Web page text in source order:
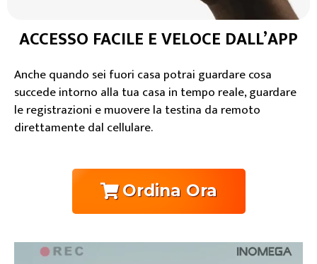
ACCESSO FACILE E VELOCE DALL’APP
Anche quando sei fuori casa potrai guardare cosa
succede intorno alla tua casa in tempo reale, guardare
le registrazioni e muovere la testina da remoto
direttamente dal cellulare.
Ordina Ora